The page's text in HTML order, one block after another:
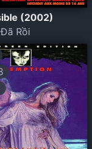
(2002)
Rồi